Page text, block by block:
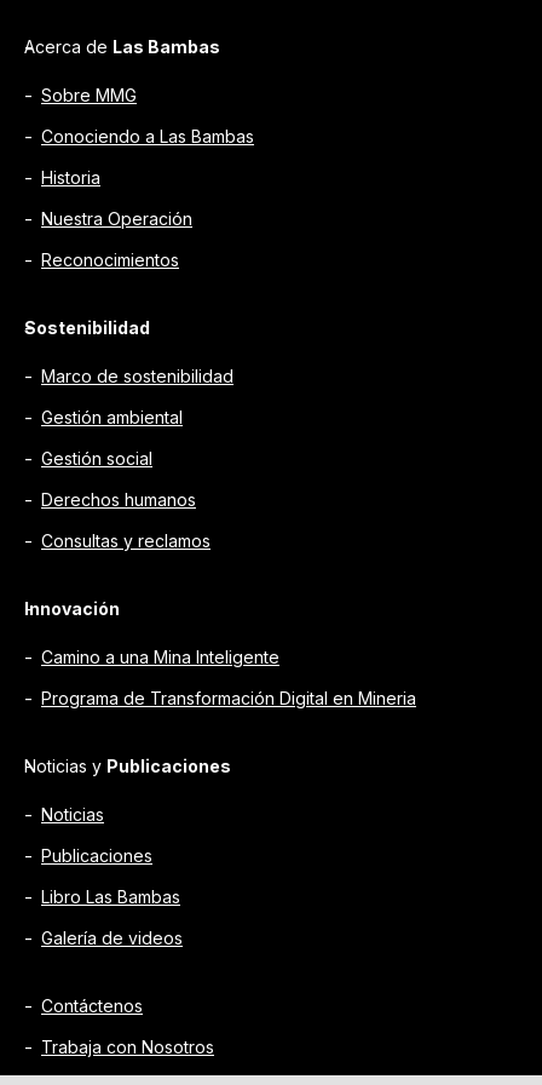
Acerca de Las Bambas
Sobre MMG
Conociendo a Las Bambas
Historia
Nuestra Operación
Reconocimientos
Sostenibilidad
Marco de sostenibilidad
Gestión ambiental
Gestión social
Derechos humanos
Consultas y reclamos
Innovación
Camino a una Mina Inteligente
Programa de Transformación Digital en Mineria
Noticias y Publicaciones
Noticias
Publicaciones
Libro Las Bambas
Galería de videos
Contáctenos
Trabaja con Nosotros